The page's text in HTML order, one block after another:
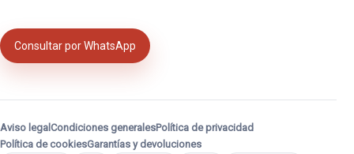
Consultar por WhatsApp
Aviso legal Condiciones generalesPolítica de privacidad
Política de cookiesGarantías y devoluciones